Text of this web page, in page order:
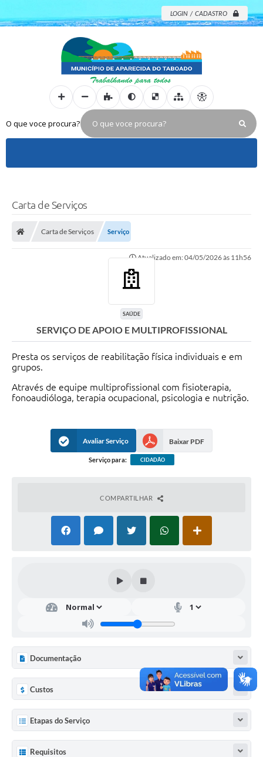
LOGIN / CADASTRO
O que voce procura?
Carta de Serviços
Carta de Serviços Serviço
Atualizado em: 04/05/2026 às 11h56
SAÚDE
SERVIÇO DE APOIO E MULTIPROFISSIONAL
Presta os serviços de reabilitação física individuais e em
grupos.
Através de equipe multiprofissional com fisioterapia,
fonoaudióloga, terapia ocupacional, psicologia e nutrição.
Avaliar Serviço Baixar PDF
Serviço para: CIDADÃO
COMPARTILHAR
Documentação
Custos
Etapas do Serviço
Requisitos